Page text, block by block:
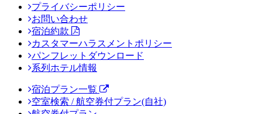
プライバシーポリシー
お問い合わせ
宿泊約款
カスタマーハラスメントポリシー
パンフレットダウンロード
系列ホテル情報
宿泊プラン一覧
空室検索 / 航空券付プラン(自社)